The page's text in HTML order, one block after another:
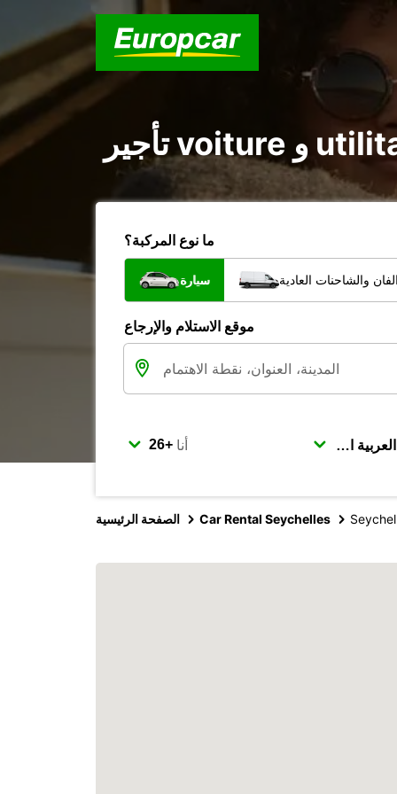
ما نوع المركبة؟
سيارة والشاحنات العادية
موقع الاستلام والإرجاع
أنا
الصفحة الرئيسية Car Rental Seychelles